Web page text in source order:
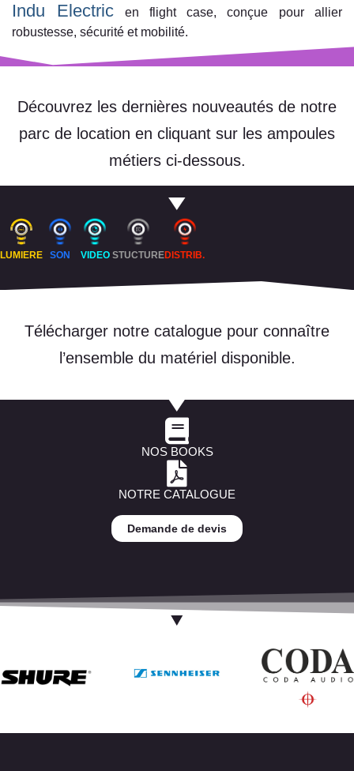
Indu Electric en flight case, conçue pour allier
robustesse, sécurité et mobilité.
Découvrez les dernières nouveautés de notre
parc de location en cliquant sur les ampoules
métiers ci-dessous.
LUMIERE SON VIDEO STUCTUREDISTRIB.
Télécharger notre catalogue pour connaître
l’ensemble du matériel disponible.
NOS BOOKS
NOTRE CATALOGUE
Demande de devis